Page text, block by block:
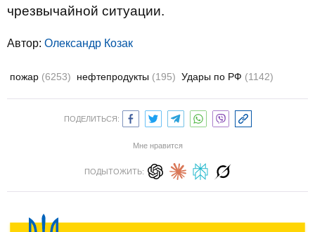
чрезвычайной ситуации.
Автор: Олександр Козак
пожар (6253) нефтепродукты (195) Удары по РФ (1142)
ПОДЕЛИТЬСЯ:
Мне нравится
ПОДЫТОЖИТЬ: